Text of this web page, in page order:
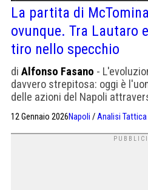
La partita di
ovunque. Tra Lautaro
tiro nello specchio
di Alfonso Fasano -
davvero strepitosa: oggi è
delle azioni del Napoli
12 Gennaio 2026Napoli /Analisi Tattica